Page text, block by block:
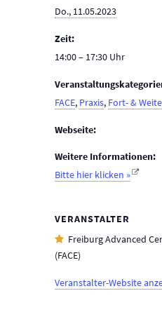
Do., 11.05.2023
Zeit:
14:00 – 17:30
FACE, Praxis, Fort- &
Webseite:
Weitere Informationen:
Bitte hier klicken »
VERANSTALTER
Freiburg Advanced
(FACE)
Veranstalter-Website